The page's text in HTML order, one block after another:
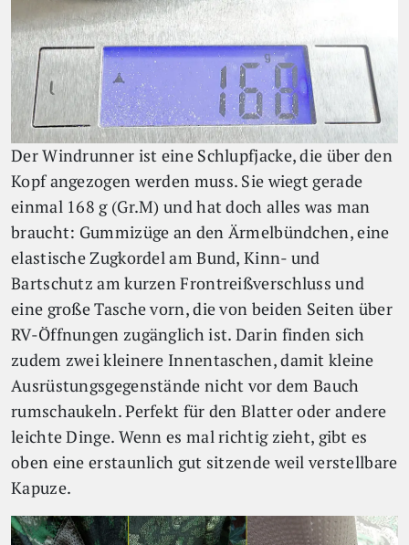
Der Windrunner ist eine Schlupfjacke, die über den
Kopf angezogen werden muss. Sie wiegt gerade
einmal 168 g (Gr.M) und hat doch alles was man
braucht: Gummizüge an den Ärmelbündchen, eine
elastische Zugkordel am Bund, Kinn- und
Bartschutz am kurzen Frontreißverschluss und
eine große Tasche vorn, die von beiden Seiten über
RV-Öffnungen zugänglich ist. Darin finden sich
zudem zwei kleinere Innentaschen, damit kleine
Ausrüstungsgegenstände nicht vor dem Bauch
rumschaukeln. Perfekt für den Blatter oder andere
leichte Dinge. Wenn es mal richtig zieht, gibt es
oben eine erstaunlich gut sitzende weil verstellbare
Kapuze.